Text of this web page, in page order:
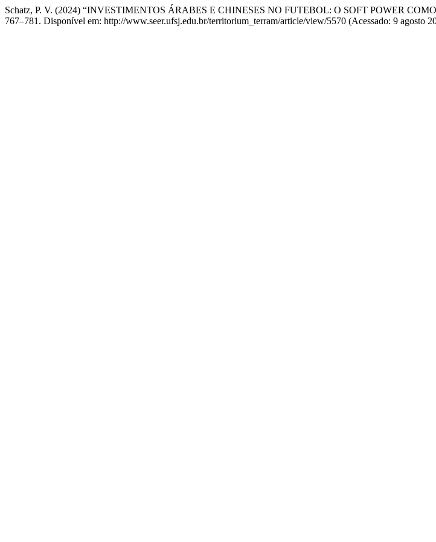
Schatz, P. V. (2024) “INVESTIMENTOS ÁRABES E CHINESES NO FUTEBOL: O SOFT POWER
767–781. Disponível em: http://www.seer.ufsj.edu.br/territorium_terram/article/view/5570 (Acessado: 9 agosto